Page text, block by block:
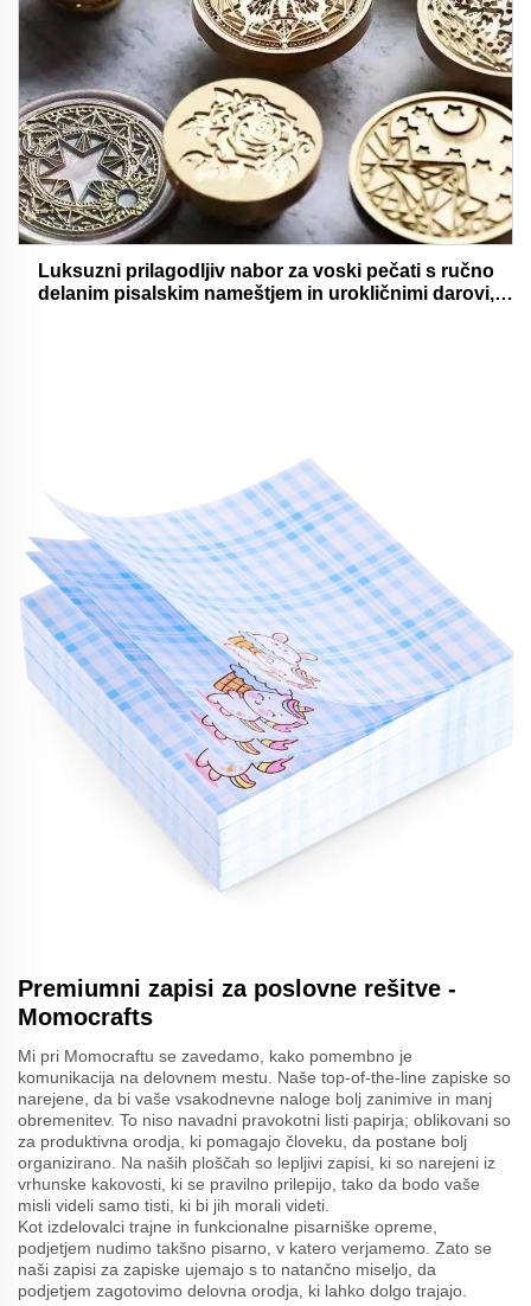
Luksuzni prilagodljiv nabor za voski pečati s ručno
delanim pisalskim nameštjem in urokličnimi darovi,
Premiumni zapisi za poslovne rešitve -
Momocrafts
Mi pri Momocraftu se zavedamo, kako pomembno je
komunikacija na delovnem mestu. Naše top-of-the-line zapiske so
narejene, da bi vaše vsakodnevne naloge bolj zanimive in manj
obremenitev. To niso navadni pravokotni listi papirja; oblikovani so
za produktivna orodja, ki pomagajo človeku, da postane bolj
organizirano. Na naših ploščah so lepljivi zapisi, ki so narejeni iz
vrhunske kakovosti, ki se pravilno prilepijo, tako da bodo vaše
misli videli samo tisti, ki bi jih morali videti.
Kot izdelovalci trajne in funkcionalne pisarniške opreme,
podjetjem nudimo takšno pisarno, v katero verjamemo. Zato se
naši zapisi za zapiske ujemajo s to natančno miseljo, da
podjetjem zagotovimo delovna orodja, ki lahko dolgo trajajo.